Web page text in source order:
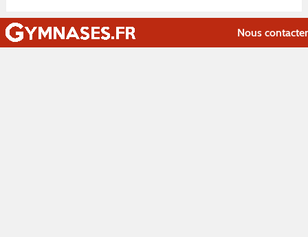
Nous contacter